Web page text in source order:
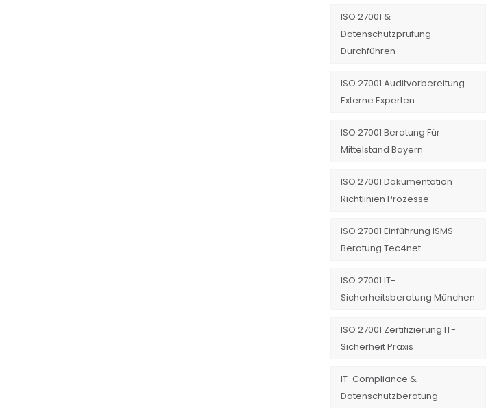
ISO 27001 &
Datenschutzprüfung
Durchführen
ISO 27001 Auditvorbereitung
Externe Experten
ISO 27001 Beratung Für
Mittelstand Bayern
ISO 27001 Dokumentation
Richtlinien Prozesse
ISO 27001 Einführung ISMS
Beratung Tec4net
ISO 27001 IT-
Sicherheitsberatung München
ISO 27001 Zertifizierung IT-
Sicherheit Praxis
IT-Compliance &
Datenschutzberatung